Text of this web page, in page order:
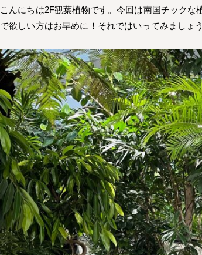
こんにちは2F観葉植物です。今回は南国チック
で欲しい方はお早めに！それではいってみましょ